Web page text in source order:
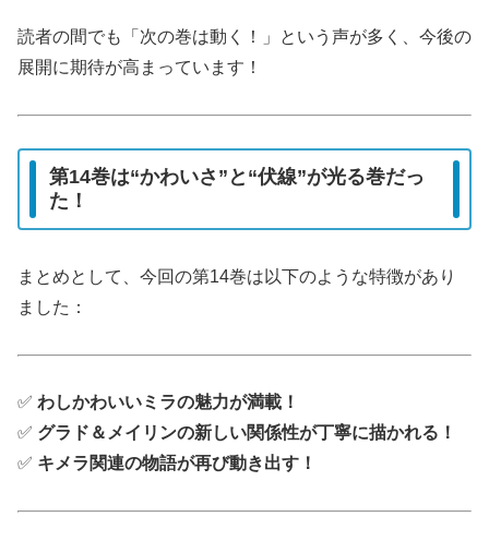
読者の間でも「次の巻は動く！」という声が多く、今後の
展開に期待が高まっています！
第14巻は“かわいさ”と“伏線”が光る巻だっ
た！
まとめとして、今回の第14巻は以下のような特徴があり
ました：
✅ わしかわいいミラの魅力が満載！
✅ グラド＆メイリンの新しい関係性が丁寧に描かれる！
✅ キメラ関連の物語が再び動き出す！